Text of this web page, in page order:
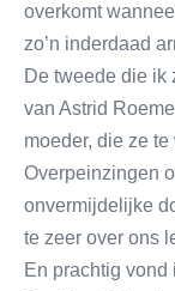
overkomt
zo’n inderdaad
De tweede die ik
van Astrid
moeder, die ze
Overpeinzingen
onvermijdelijke
te zeer over ons
En prachtig